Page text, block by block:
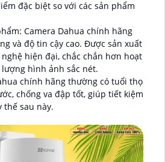
đặc biệt so với các sản phẩm
Camera Dahua chính hãng
và độ tin cậy cao. Được sản xuất
hiện đại, chắc chắn hơn hoạt
hình ảnh sắc nét.
chính hãng thường có tuổi thọ
chống va đập tốt, giúp tiết kiệm
thế sau này.